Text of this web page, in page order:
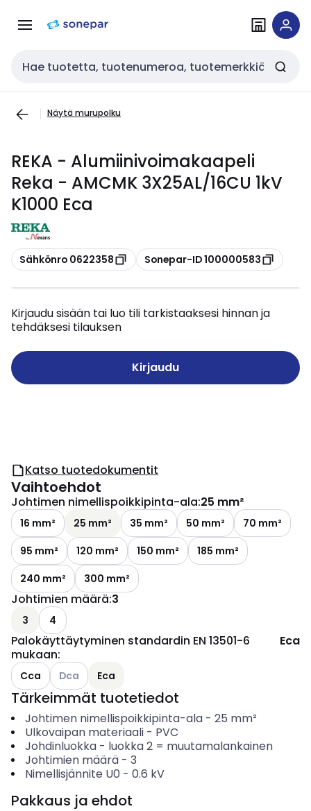
navigointiinsisältöön
Haku
Näytä murupolku
REKA - Alumiinivoimakaapeli
Reka - AMCMK 3X25AL/16CU 1kV
K1000 Eca
Kopioi
Sähkönro 0622358 Kopioi
Sonepar-ID 100000583
Kirjaudu sisään tai luo tili tarkistaaksesi hinnan ja
tehdäksesi tilauksen
Kirjaudu
Katso tuotedokumentit
Vaihtoehdot
Johtimen nimellispoikkipinta-ala:25 mm²
16 mm² 25 mm² 35 mm² 50 mm²
70 mm²
95 mm²
120 mm² 150 mm²
185 mm²
240 mm²
300 mm²
Johtimien määrä:3
3 4
Palokäyttäytyminen standardin EN 13501-6
mukaan:
Eca
Cca Katso käytettävissä olevat vaihtoehdot
Dca Eca
Tärkeimmät tuotetiedot
Johtimen nimellispoikkipinta-ala- 25 mm²
Ulkovaipan materiaali- PVC
Johdinluokka- luokka 2 = muutamalankainen
Johtimien määrä- 3
Nimellisjännite U0 - 0.6 kV
Pakkaus ja ehdot